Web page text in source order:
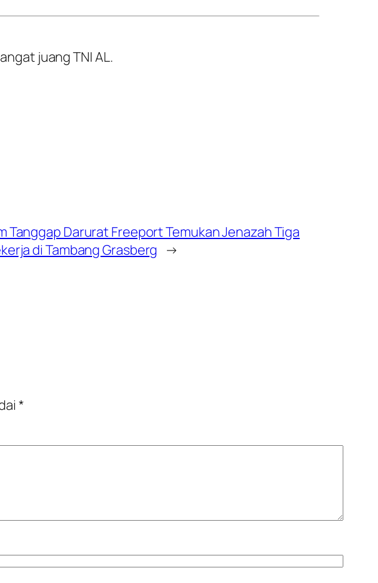
juang TNI AL.
Tanggap Darurat Freeport Temukan Jenazah Tiga
di Tambang Grasberg →
*